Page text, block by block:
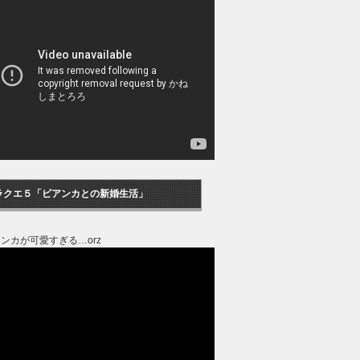
クエ５「ビアンカとの新婚生活」
ンカが可愛すぎる…orz